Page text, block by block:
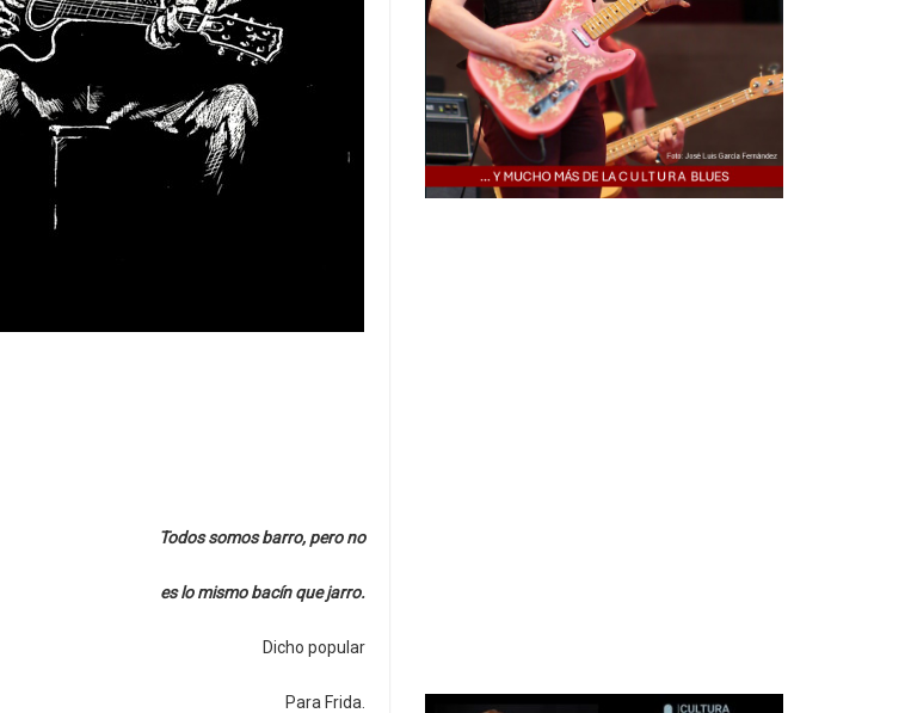
Todos somos barro, pero no
es lo mismo bacín que jarro.
Dicho popular
Para Frida.